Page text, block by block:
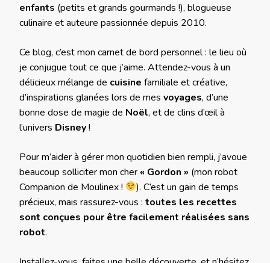
enfants (petits et grands gourmands !), blogueuse
culinaire et auteure passionnée depuis 2010.
Ce blog, c’est mon carnet de bord personnel : le lieu où
je conjugue tout ce que j’aime. Attendez-vous à un
délicieux mélange de cuisine familiale et créative,
d’inspirations glanées lors de mes voyages, d’une
bonne dose de magie de Noël, et de clins d’œil à
l’univers Disney!
Pour m’aider à gérer mon quotidien bien rempli, j’avoue
beaucoup solliciter mon cher « Gordon » (mon robot
Companion de Moulinex !
). C’est un gain de temps
précieux, mais rassurez-vous : toutes les recettes
sont conçues pour être facilement réalisées sans
robot.